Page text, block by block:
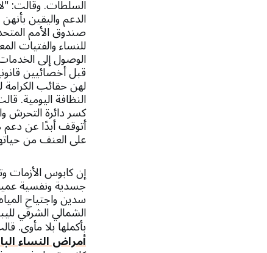
السلطات. وقالت:
الدعم واليقين
صندوق الأمم
للنساء والفتيات
الوصول إلى
قبل أخصائيين
لهن حقائب
النظافة اليومية.
كسر دائرة التحرش
أتوقف أبدًا عن
على العنف من
إن كابوس الأزمات
جسدية ونفسية
سدين واجتياح
الشمالي الشرقي
بأكملها بلا مأوى.
أمراض النساء